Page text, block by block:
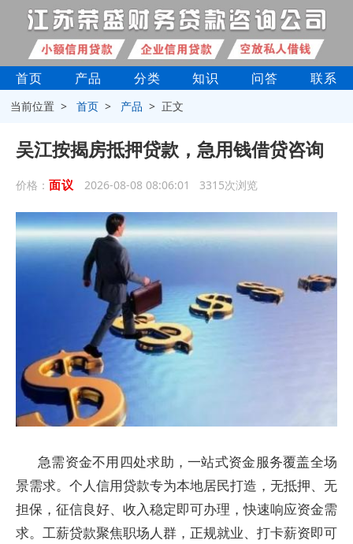
首页 产品 分类 知识 问答 联系
当前位置 >首页 > 产品 > 正文
吴江按揭房抵押贷款，急用钱借贷咨询
价格： 面议 2026-08-08 08:06:01 3315次浏览
急需资金不用四处求助，一站式资金服务覆盖全场
景需求。个人信用贷款专为本地居民打造，无抵押、无
担保，征信良好、收入稳定即可办理，快速响应资金需
求。工薪贷款聚焦职场人群，正规就业、打卡薪资即可